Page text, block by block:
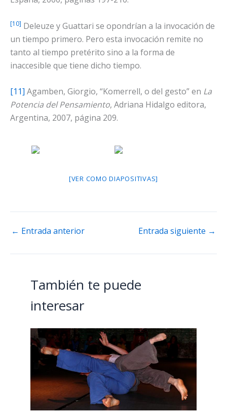
[10] Deleuze y Guattari se opondrían a la invocación de
un tiempo primero. Pero esta invocación remite no
tanto al tiempo pretérito sino a la forma de
inaccesible que tiene dicho tiempo.
[11] Agamben, Giorgio, “Komerrell, o del gesto” en La
Potencia del Pensamiento, Adriana Hidalgo editora,
Argentina, 2007, página 209.
[VER COMO DIAPOSITIVAS]
← Entrada anterior Entrada siguiente →
También te puede
interesar